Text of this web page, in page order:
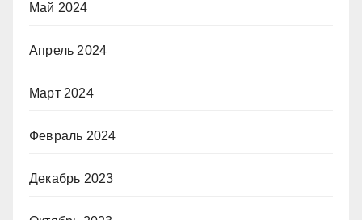
Май 2024
Апрель 2024
Март 2024
Февраль 2024
Декабрь 2023